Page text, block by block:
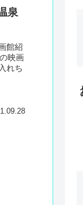
泉
館紹
映画
れち